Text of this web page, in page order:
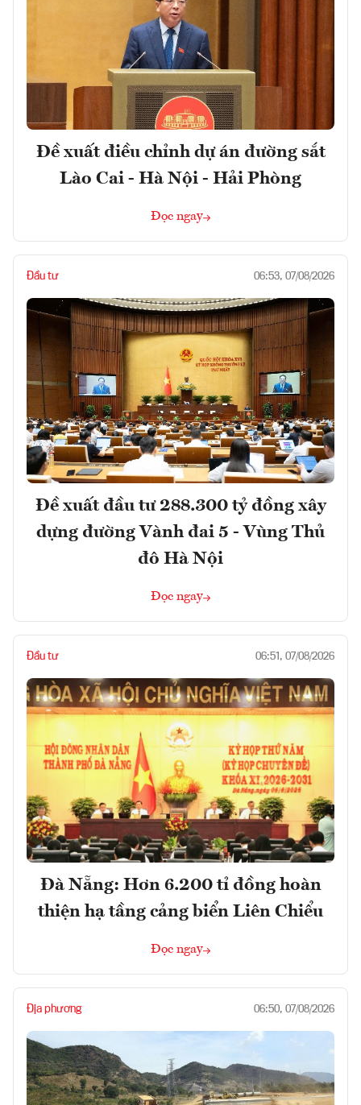
Đề xuất điều chỉnh dự án đường sắt
Lào Cai - Hà Nội - Hải Phòng
Đọc ngay
Đầu tư 06:53, 07/08/2026
Đề xuất đầu tư 288.300 tỷ đồng xây
dựng đường Vành đai 5 - Vùng Thủ
đô Hà Nội
Đọc ngay
Đầu tư 06:51, 07/08/2026
Đà Nẵng: Hơn 6.200 tỉ đồng hoàn
thiện hạ tầng cảng biển Liên Chiểu
Đọc ngay
Địa phương 06:50, 07/08/2026